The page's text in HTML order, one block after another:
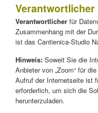
Verantwortlicher
Verantwortlicherfür
Zusammenhang mit der
ist das Cantienica-Studio
Hinweis:Soweit Sie die
Anbieter von „Zoom“ für
Aufruf der Internetseite ist
erforderlich, um sich die
herunterzuladen.